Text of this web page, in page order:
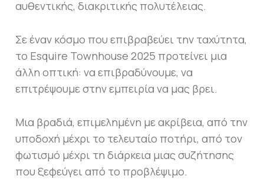
αυθεντικής, διακριτικής πολυτέλειας.
Σε έναν κόσμο που επιβραβεύει την ταχύτητα,
το Esquire Townhouse 2025 προτείνει μια
άλλη οπτική: να επιβραδύνουμε, να
επιτρέψουμε στην εμπειρία να μας βρει.
Μια βραδιά, επιμελημένη με ακρίβεια, από την
υποδοχή μέχρι το τελευταίο ποτήρι, από τον
φωτισμό μέχρι τη διάρκεια μιας συζήτησης
που ξεφεύγει από το προβλέψιμο.